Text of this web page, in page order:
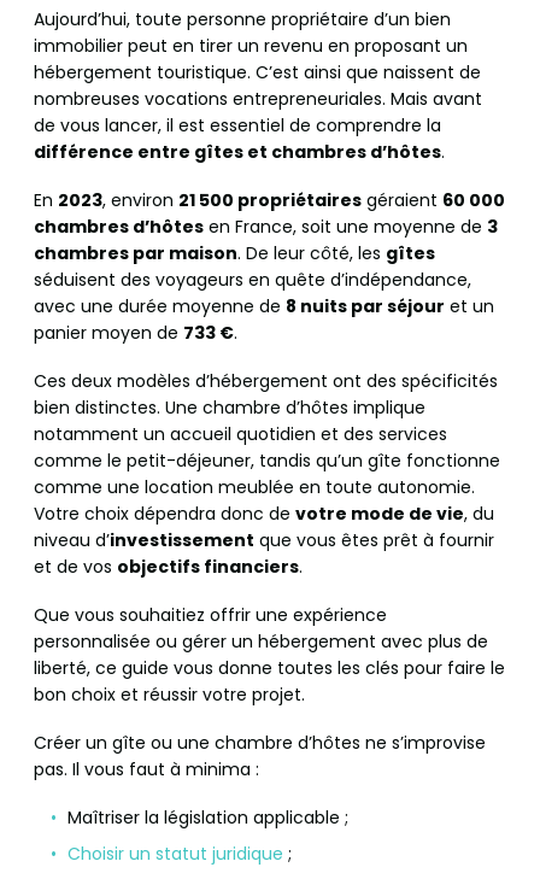
Aujourd’hui, toute personne propriétaire d’un bien
immobilier peut en tirer un revenu en proposant un
hébergement touristique. C’est ainsi que naissent de
nombreuses vocations entrepreneuriales. Mais avant
de vous lancer, il est essentiel de comprendre la
différence entre gîtes et chambres d’hôtes.
En 2023, environ 21 500 propriétaires géraient 60 000
chambres d’hôtes en France, soit une moyenne de 3
chambres par maison. De leur côté, les gîtes
séduisent des voyageurs en quête d’indépendance,
avec une durée moyenne de 8 nuits par séjour et un
panier moyen de 733 €.
Ces deux modèles d’hébergement ont des spécificités
bien distinctes. Une chambre d’hôtes implique
notamment un accueil quotidien et des services
comme le petit-déjeuner, tandis qu’un gîte fonctionne
comme une location meublée en toute autonomie.
Votre choix dépendra donc de votre mode de vie, du
niveau d’investissement que vous êtes prêt à fournir
et de vos objectifs financiers.
Que vous souhaitiez offrir une expérience
personnalisée ou gérer un hébergement avec plus de
liberté, ce guide vous donne toutes les clés pour faire le
bon choix et réussir votre projet.
Créer un gîte ou une chambre d’hôtes ne s’improvise
pas. Il vous faut à minima :
Maîtriser la législation applicable ;
Choisir un statut juridique ;